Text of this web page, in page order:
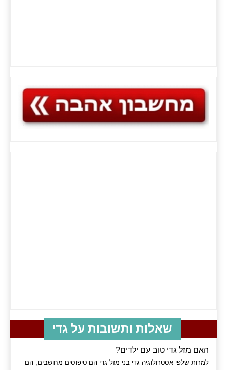
שאלות ותשובות על גדי
האם מזל גדי טוב עם ילדים?
למרות שלפי אסטרולוגיה גדי בני מזל גדי הם טיפוסים מחושבים, הם